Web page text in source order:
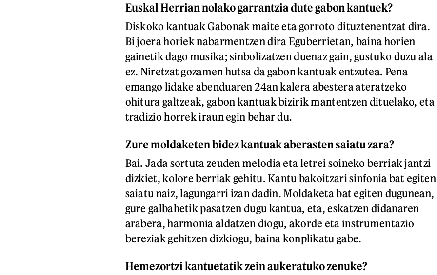
Euskal Herrian nolako garrantzia dute gabon kantuek?
Diskoko kantuak Gabonak maite eta gorroto dituztenentzat dira.
Bi joera horiek nabarmentzen dira Eguberrietan, baina horien
gainetik dago musika; sinbolizatzen duenaz gain, gustuko duzu ala
ez. Niretzat gozamen hutsa da gabon kantuak entzutea. Pena
emango lidake abenduaren 24an kalera abestera ateratzeko
ohitura galtzeak, gabon kantuak bizirik mantentzen dituelako, eta
tradizio horrek iraun egin behar du.
Zure moldaketen bidez kantuak aberasten saiatu zara?
Bai. Jada sortuta zeuden melodia eta letrei soineko berriak jantzi
dizkiet, kolore berriak gehitu. Kantu bakoitzari sinfonia bat egiten
saiatu naiz, lagungarri izan dadin. Moldaketa bat egiten dugunean,
gure galbahetik pasatzen dugu kantua, eta, eskatzen didanaren
arabera, harmonia aldatzen diogu, akorde eta instrumentazio
bereziak gehitzen dizkiogu, baina konplikatu gabe.
Hemezortzi kantuetatik zein aukeratuko zenuke?